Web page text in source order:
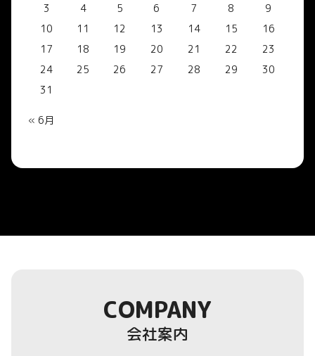
3
4 5 6 7 8
9
10
11 12 13 14 15
16
17
18 19 20 21 22
23
24
25 26 27 28 29
30
31
« 6月
COMPANY
会社案内